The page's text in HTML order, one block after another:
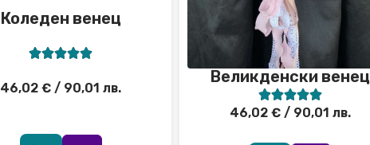
Коледен венец

46,02€ / 90,01 лв.
Великденски венец

46,02 €/ 90,01 лв.